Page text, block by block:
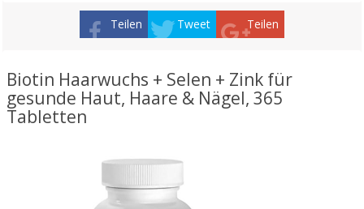
Teilen Tweet Teilen
Biotin Haarwuchs + Selen + Zink für
gesunde Haut, Haare & Nägel, 365
Tabletten